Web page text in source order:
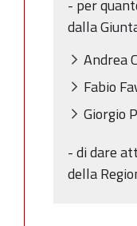
- per
dalla
Andrea
Fabio
Giorgio
- di dare
della